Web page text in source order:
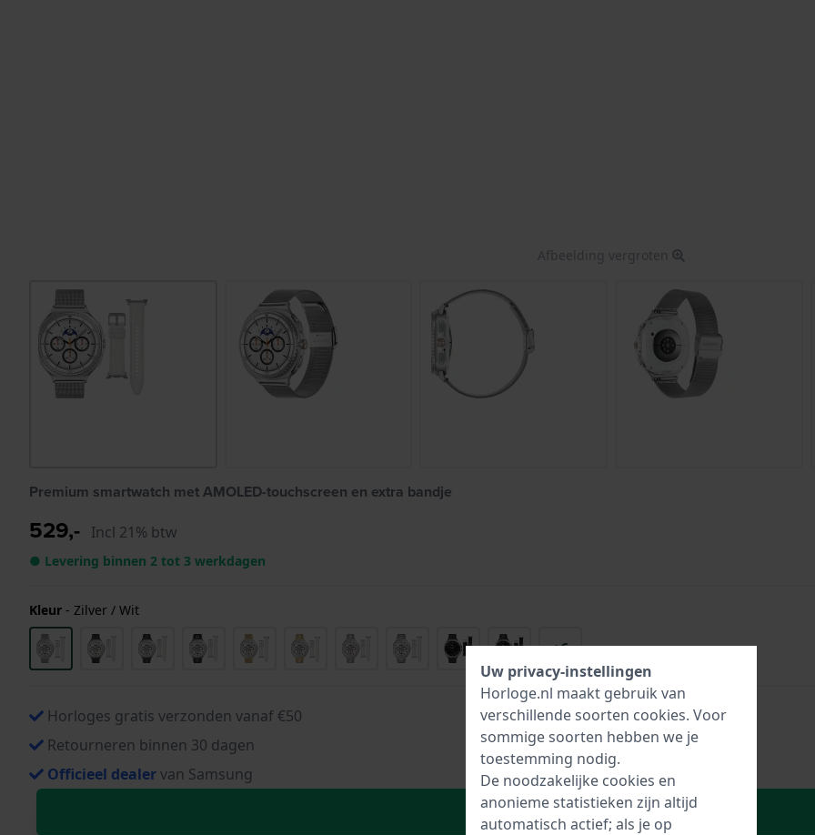
Afbeelding vergroten
Premium smartwatch met AMOLED-touchscreen en extra bandje
529,- Incl 21% btw
● Levering binnen 2 tot 3 werkdagen
Kleur - Zilver / Wit
+6
Horloges gratis verzonden vanaf €50
Retourneren binnen 30 dagen
Officieel dealervan Samsung
In Winkelwagen
Uw privacy-instellingen
Horloge.nl maakt gebruik van
verschillende soorten cookies. Voor
sommige soorten hebben we je
toestemming nodig.
De noodzakelijke cookies en
anonieme statistieken zijn altijd
automatisch actief; als je op